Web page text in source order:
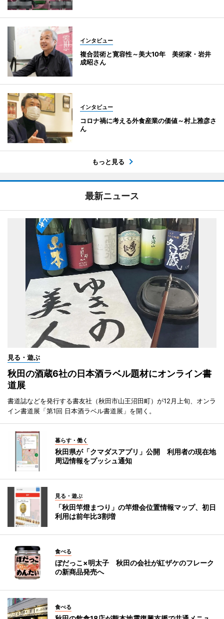
インタビュー
複合芸術と寛容性～美大10年 美術家・岩井
成昭さん
インタビュー
コロナ禍に考える外食産業の価値～村上雅彦さ
ん
もっと見る
最新ニュース
見る・遊ぶ
秋田の酒蔵6社の日本酒ラベル題材にオンライン書
道展
書道誌などを発行する書友社（秋田市山王沼田町）が12月上旬、オンラ
イン書道展「第1回 日本酒ラベル書道展」を開く。
暮らす・働く
秋田県が「クマダスアプリ」公開 利用者の現在地
周辺情報をプッシュ通知
見る・遊ぶ
「秋田竿燈まつり」の竿燈会位置情報マップ、初日
利用は前年比3割増
食べる
ぼだっこ×明太子 秋田の会社が紅ザケのフレーク
の新商品発売へ
食べる